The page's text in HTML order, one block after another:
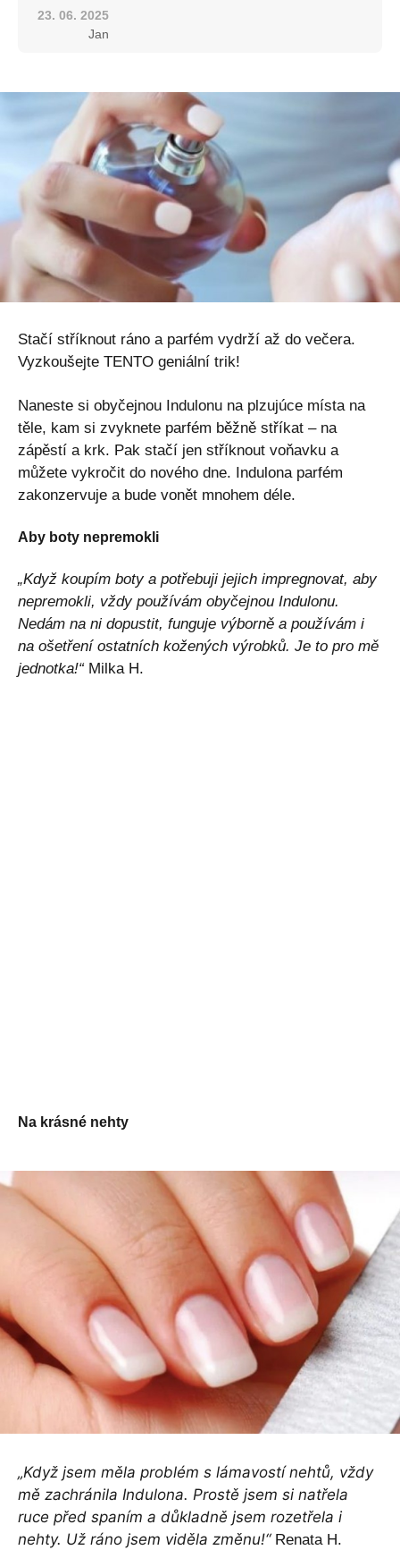
23. 06. 2025
Jan
Stačí stříknout ráno a parfém vydrží až do večera.
Vyzkoušejte TENTO geniální trik!
Naneste si obyčejnou Indulonu na plzujúce místa na
těle, kam si zvyknete parfém běžně stříkat – na
zápěstí a krk. Pak stačí jen stříknout voňavku a
můžete vykročit do nového dne. Indulona parfém
zakonzervuje a bude vonět mnohem déle.
Aby boty nepremokli
„Když koupím boty a potřebuji jejich impregnovat, aby
nepremokli, vždy používám obyčejnou Indulonu.
Nedám na ni dopustit, funguje výborně a používám i
na ošetření ostatních kožených výrobků. Je to pro mě
jednotka!“ Milka H.
Na krásné nehty
„Když jsem měla problém s lámavostí nehtů, vždy
mě zachránila Indulona. Prostě jsem si natřela
ruce před spaním a důkladně jsem rozetřela i
nehty. Už ráno jsem viděla změnu!“ Renata H.